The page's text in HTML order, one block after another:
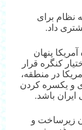
نظام برای
داد.
پنهان
کنگره قرار
در منطقه،
و یکسره کردن
باشد.
زیرساخت و